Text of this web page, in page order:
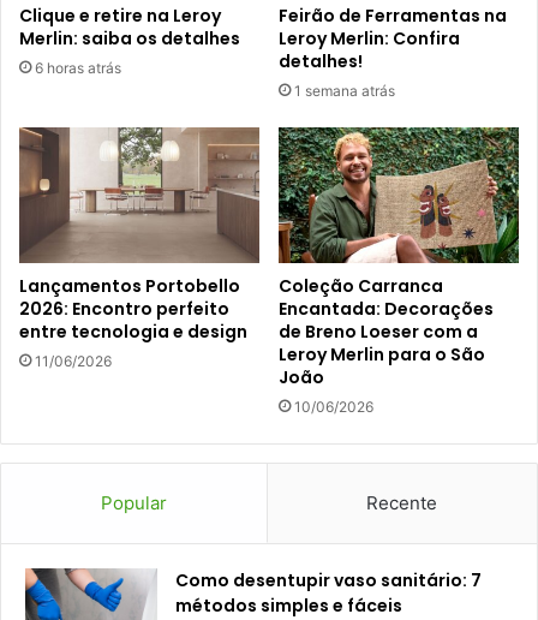
Clique e retire na Leroy
Merlin: saiba os detalhes
6 horas atrás
Feirão de Ferramentas na
Leroy Merlin: Confira
detalhes!
1 semana atrás
Lançamentos Portobello
2026: Encontro perfeito
entre tecnologia e design
11/06/2026
Coleção Carranca
Encantada: Decorações
de Breno Loeser com a
Leroy Merlin para o São
João
10/06/2026
Popular Recente
Como desentupir vaso sanitário: 7
métodos simples e fáceis